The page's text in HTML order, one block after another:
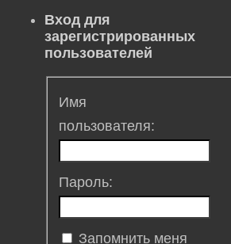
Вход для
зарегистрированных
пользователей
Имя
пользователя:
Пароль:
Запомнить меня